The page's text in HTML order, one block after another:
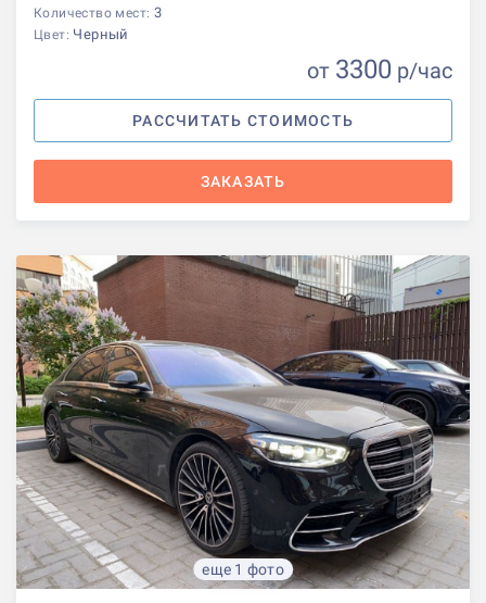
Количество мест: 3
Цвет: Черный
от 3300 р/час
РАССЧИТАТЬ СТОИМОСТЬ
ЗАКАЗАТЬ
еще 1 фото